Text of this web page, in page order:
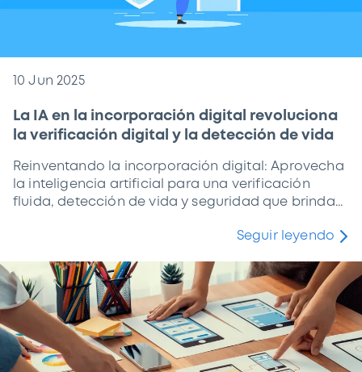
10 Jun 2025
La IA en la incorporación digital revoluciona
la verificación digital y la detección de vida
Reinventando la incorporación digital: Aprovecha
la inteligencia artificial para una verificación
fluida, detección de vida y seguridad que brinda...
Seguir leyendo